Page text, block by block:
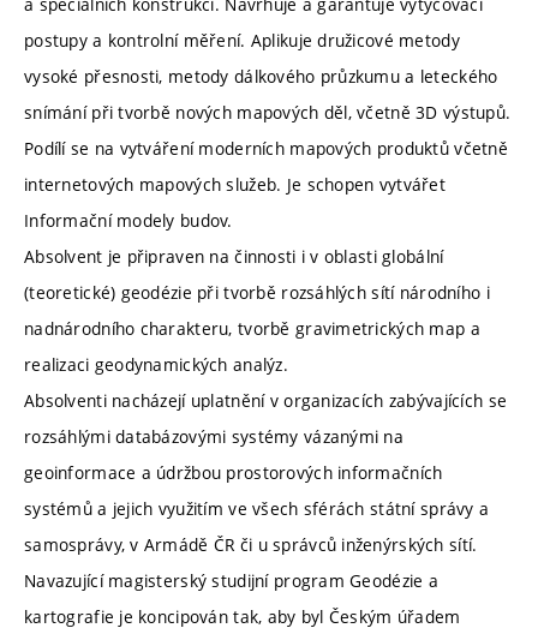
postupy a kontrolní měření. Aplikuje družicové metody
vysoké přesnosti, metody dálkového průzkumu a leteckého
snímání při tvorbě nových mapových děl, včetně 3D výstupů.
Podílí se na vytváření moderních mapových produktů včetně
internetových mapových služeb. Je schopen vytvářet
Informační modely budov.
Absolvent je připraven na činnosti i v oblasti globální
(teoretické) geodézie při tvorbě rozsáhlých sítí národního i
nadnárodního charakteru, tvorbě gravimetrických map a
realizaci geodynamických analýz.
Absolventi nacházejí uplatnění v organizacích zabývajících se
rozsáhlými databázovými systémy vázanými na
geoinformace a údržbou prostorových informačních
systémů a jejich využitím ve všech sférách státní správy a
samosprávy, v Armádě ČR či u správců inženýrských sítí.
Navazující magisterský studijní program Geodézie a
kartografie je koncipován tak, aby byl Českým úřadem